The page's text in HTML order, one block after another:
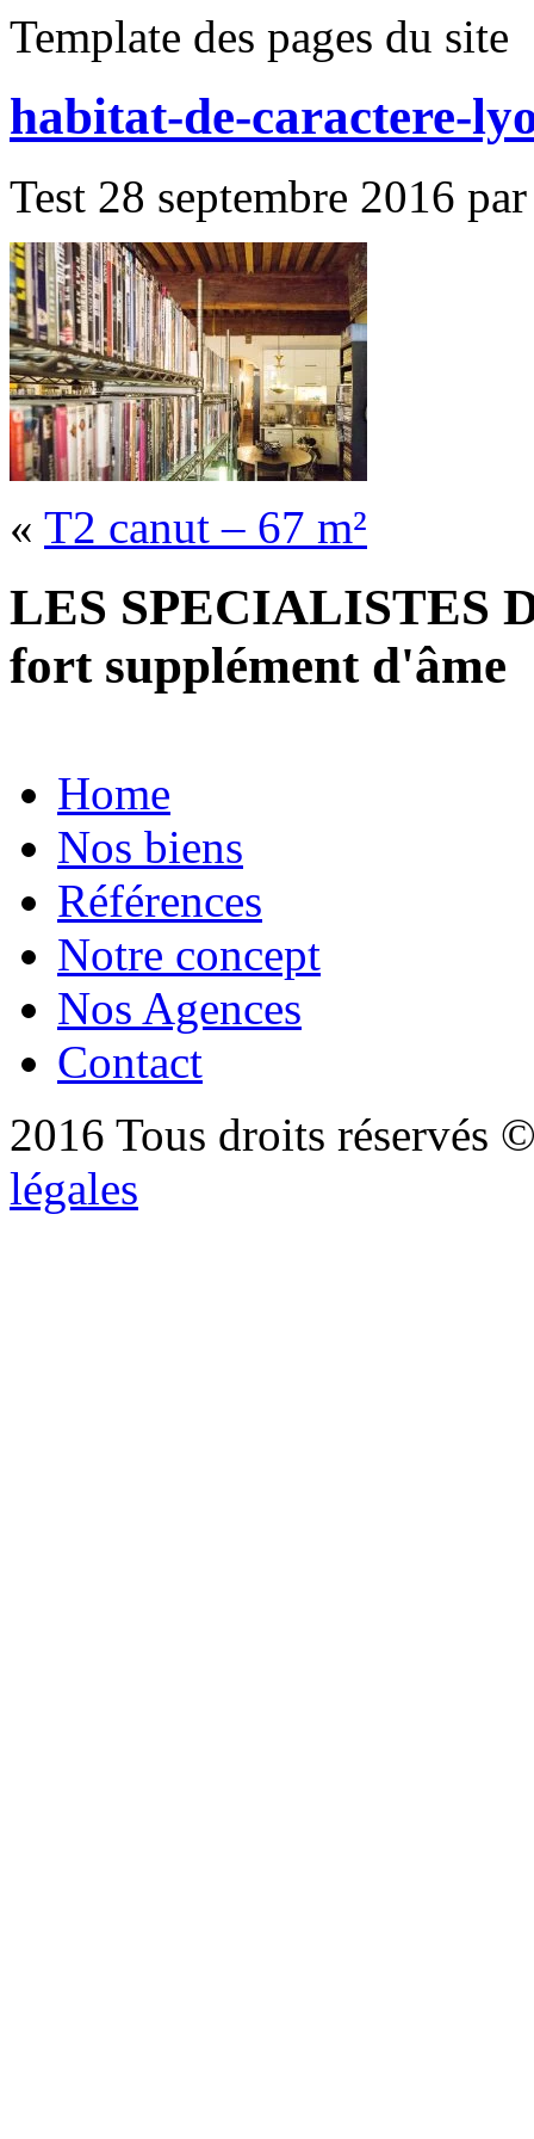
Template des pages du site
habitat-de-caractere-
Test 28 septembre 2016
« T2 canut – 67 m²
LES SPECIALISTES
fort supplément d'âme
Home
Nos biens
Références
Notre concept
Nos Agences
Contact
2016 Tous droits réservés
légales